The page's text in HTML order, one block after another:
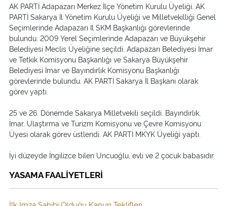
AK PARTİ Adapazarı Merkez İlçe Yönetim Kurulu Üyeliği, AK
PARTİ Sakarya İl Yönetim Kurulu Üyeliği ve Milletvekilliği Genel
Seçimlerinde Adapazarı İl SKM Başkanlığı görevlerinde
bulundu. 2009 Yerel Seçimlerinde Adapazarı ve Büyükşehir
Belediyesi Meclis Üyeliğine seçildi. Adapazarı Belediyesi İmar
ve Tetkik Komisyonu Başkanlığı ve Sakarya Büyükşehir
Belediyesi İmar ve Bayındırlık Komisyonu Başkanlığı
görevlerinde bulundu. AK PARTİ Sakarya İl Başkanı olarak
görev yaptı.
25 ve 26. Dönemde Sakarya Milletvekili seçildi. Bayındırlık,
İmar, Ulaştırma ve Turizm Komisyonu ve Çevre Komisyonu
Üyesi olarak görev üstlendi. AK PARTİ MKYK Üyeliği yaptı.
İyi düzeyde İngilizce bilen Uncuoğlu, evli ve 2 çocuk babasıdır.
YASAMA FAALİYETLERİ